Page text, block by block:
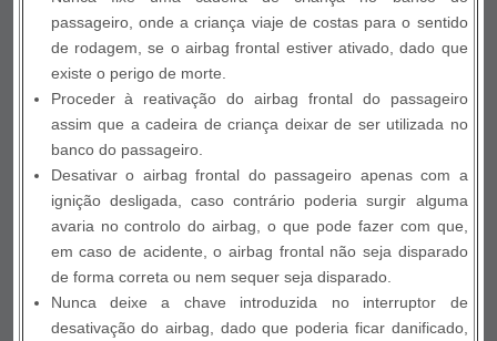
passageiro, onde a criança viaje de costas para o sentido
de rodagem, se o airbag frontal estiver ativado, dado que
existe o perigo de morte.
Proceder à reativação do airbag frontal do passageiro
assim que a cadeira de criança deixar de ser utilizada no
banco do passageiro.
Desativar o airbag frontal do passageiro apenas com a
ignição desligada, caso contrário poderia surgir alguma
avaria no controlo do airbag, o que pode fazer com que,
em caso de acidente, o airbag frontal não seja disparado
de forma correta ou nem sequer seja disparado.
Nunca deixe a chave introduzida no interruptor de
desativação do airbag, dado que poderia ficar danificado,